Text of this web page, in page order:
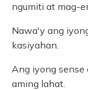
ngumiti at mag-
Nawa'y ang
kasiyahan.
Ang iyong sense
aming lahat.